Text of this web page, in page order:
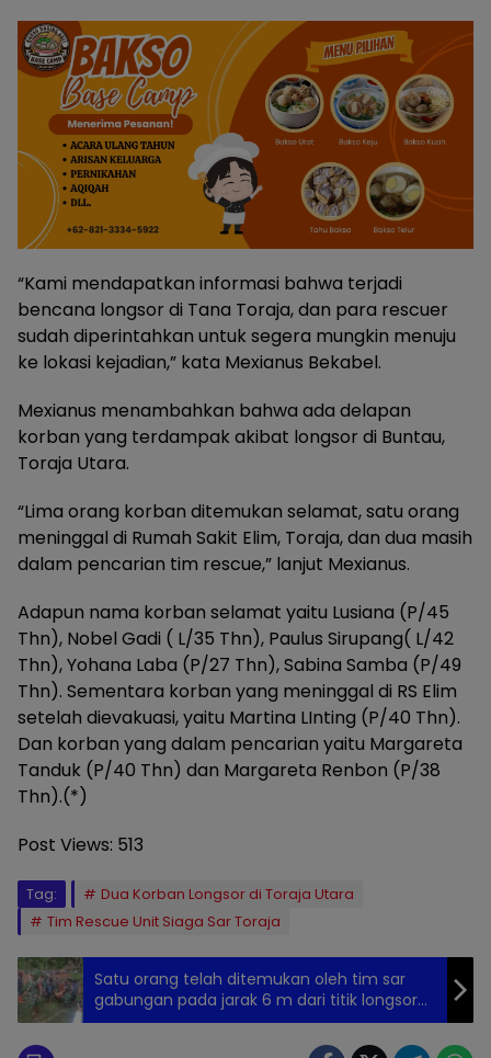
“Kami mendapatkan informasi bahwa terjadi
bencana longsor di Tana Toraja, dan para rescuer
sudah diperintahkan untuk segera mungkin menuju
ke lokasi kejadian,” kata Mexianus Bekabel.
Mexianus menambahkan bahwa ada delapan
korban yang terdampak akibat longsor di Buntau,
Toraja Utara.
“Lima orang korban ditemukan selamat, satu orang
meninggal di Rumah Sakit Elim, Toraja, dan dua masih
dalam pencarian tim rescue,” lanjut Mexianus.
Adapun nama korban selamat yaitu Lusiana (P/45
Thn), Nobel Gadi ( L/35 Thn), Paulus Sirupang( L/42
Thn), Yohana Laba (P/27 Thn), Sabina Samba (P/49
Thn). Sementara korban yang meninggal di RS Elim
setelah dievakuasi, yaitu Martina LInting (P/40 Thn).
Dan korban yang dalam pencarian yaitu Margareta
Tanduk (P/40 Thn) dan Margareta Renbon (P/38
Thn).(*)
Post Views: 513
Tag:
Dua Korban Longsor di Toraja Utara
Tim Rescue Unit Siaga Sar Toraja
Satu orang telah ditemukan oleh tim sar
gabungan pada jarak 6 m dari titik longsor
pada pukul 17.15 wita.